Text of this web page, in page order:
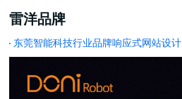
雷洋品牌
东莞智能科技行业品牌响应式网站设计